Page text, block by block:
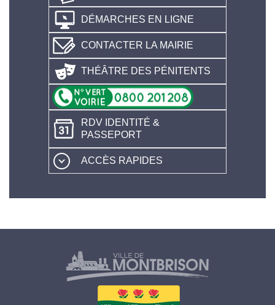
DÉMARCHES EN LIGNE
CONTACTER LA MAIRIE
THÉÂTRE DES PÉNITENTS
RDV IDENTITÉ &
PASSEPORT
ACCÈS RAPIDES